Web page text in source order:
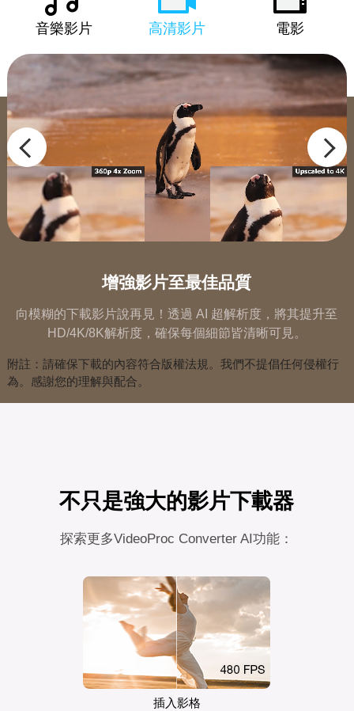
音樂影片 高清影片 電影
增強影片至最佳品質
向模糊的下載影片說再見！透過 AI 超解析度，將其提升至
HD/4K/8K解析度，確保每個細節皆清晰可見。
附註：請確保下載的內容符合版權法規。我們不提倡任何侵權行
為。感謝您的理解與配合。
不只是強大的影片下載器
探索更多VideoProc Converter AI功能：
插入影格